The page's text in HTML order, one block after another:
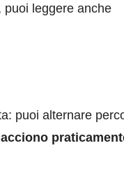
puoi leggere anche
puoi alternare